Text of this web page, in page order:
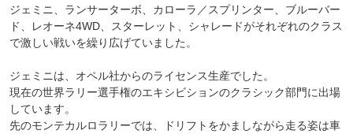
ジェミニ、ランサーターボ、カローラ／スプリンター、ブルーバー
ド、レオーネ4WD、スターレット、シャレードがそれぞれのクラス
で激しい戦いを繰り広げていました。
ジェミニは、オペル社からのライセンス生産でした。
現在の世界ラリー選手権のエキシビションのクラシック部門に出場
しています。
先のモンテカルロラリーでは、ドリフトをかましながら走る姿は車